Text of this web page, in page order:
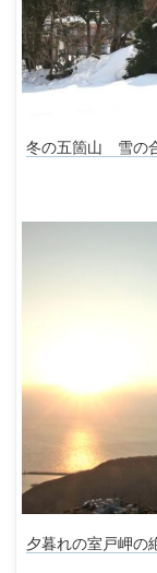
冬の五箇山 雪の
夕暮れの室戸岬